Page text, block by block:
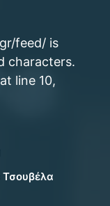
feed/ is
characters.
line 10,